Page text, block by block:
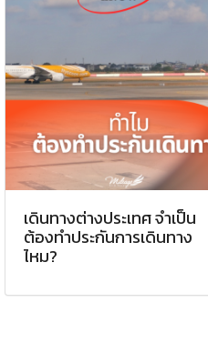
เดินทางต่างประเทศ จำเป็น
ต้องทำประกันการเดินทาง
ไหม?